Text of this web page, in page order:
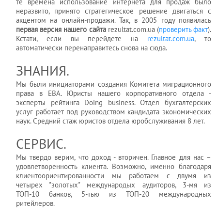
неразвито, принято стратегическое решение двигаться с
акцентом на онлайн-продажи. Так, в 2005 году появилась
первая версия нашего сайтаrezultat.com.ua (проверить факт).
Кстати, если вы перейдете на rezultat.com.ua, то
автоматически перенаправитесь снова на сюда.
ЗНАНИЯ.
Мы были инициаторами создания Комитета миграционного
права в EBA. Юристы нашего корпоративного отдела -
эксперты рейтинга Doing business. Отдел бухгалтерских
услуг работает под руководством кандидата экономических
наук. Средний стаж юристов отдела юробслуживания 8 лет.
СЕРВИС.
Мы твердо верим, что доход - вторичен. Главное для нас –
удовлетворенность клиента. Возможно, именно благодаря
клиентоориентированности мы работаем с двумя из
четырех "золотых" международых аудиторов, 3-мя из
ТОП-10 банков, 5-тью из ТОП-20 международных
ритейлеров.